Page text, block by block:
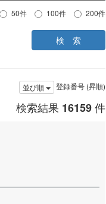
50件 100件 200件
並び順 登録番号 (昇順)
検索結果 16159件